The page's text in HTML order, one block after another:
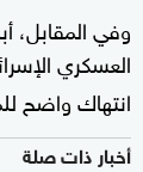
وفي المقابل،
العسكري
انتهاك واضح
أخبار ذات صلة